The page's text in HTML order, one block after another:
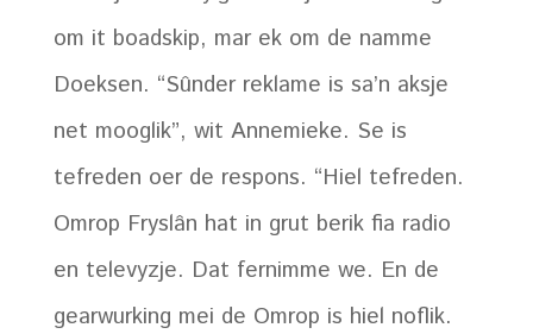
om it boadskip, mar ek om de namme
Doeksen. “Sûnder reklame is sa’n aksje
net mooglik”, wit Annemieke. Se is
tefreden oer de respons. “Hiel tefreden.
Omrop Fryslân hat in grut berik fia radio
en televyzje. Dat fernimme we. En de
gearwurking mei de Omrop is hiel noflik.